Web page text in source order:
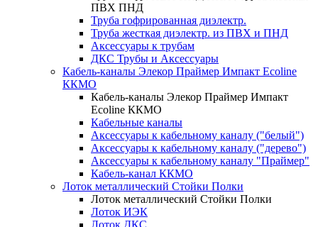
ПВХ ПНД
Труба гофрированная диэлектр.
Труба жесткая диэлектр. из ПВХ и ПНД
Аксессуары к трубам
ДКС Трубы и Аксессуары
Кабель-каналы Элекор Праймер Импакт Ecoline
ККМО
Кабель-каналы Элекор Праймер Импакт
Ecoline ККМО
Кабельные каналы
Аксессуары к кабельному каналу ("белый")
Аксессуары к кабельному каналу ("дерево")
Аксессуары к кабельному каналу "Праймер"
Кабель-канал ККМО
Лоток металлический Стойки Полки
Лоток металлический Стойки Полки
Лоток ИЭК
Лоток ДКС